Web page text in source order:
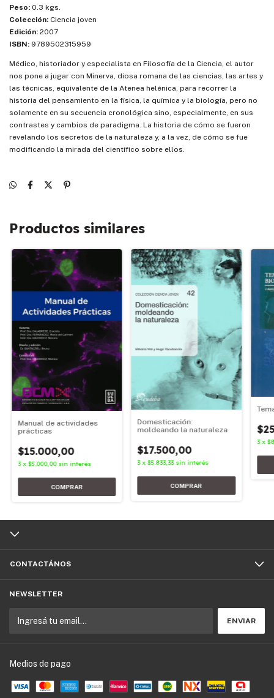
Peso: 0.3 kgs.
Colección: Ciencia joven
Edición: 2007
ISBN: 9789502315959
Médico, historiador y especialista en Filosofía de la Ciencia, el autor
nos pone a jugar con Minerva, diosa romana de las ciencias, las artes y
las técnicas, equivalente de la Atenea helénica, para recorrer la
historia del pensamiento en la física, la química y la biología, pero no
solamente en su secuencia cronológica sino, especialmente, en sus
contrastes y cambios de paradigma. La historia de cómo se fueron
revelando los secretos de la naturaleza y, a la vez, de cómo se fue
modificando la mirada del científico sobre ellos.
Productos similares
Manual de actividades
prácticas
$15.000,00
3 x $5.000,00 sin interés
Domesticación:
moldeando la naturaleza
$17.500,00
3 x$5.833,33 sin interés
3 x
CONTACTÁNOS
NEWSLETTER
Medios de pago